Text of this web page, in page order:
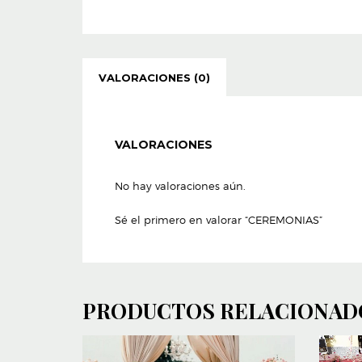
VALORACIONES (0)
VALORACIONES
No hay valoraciones aún.
Sé el primero en valorar “CEREMONIAS”
PRODUCTOS